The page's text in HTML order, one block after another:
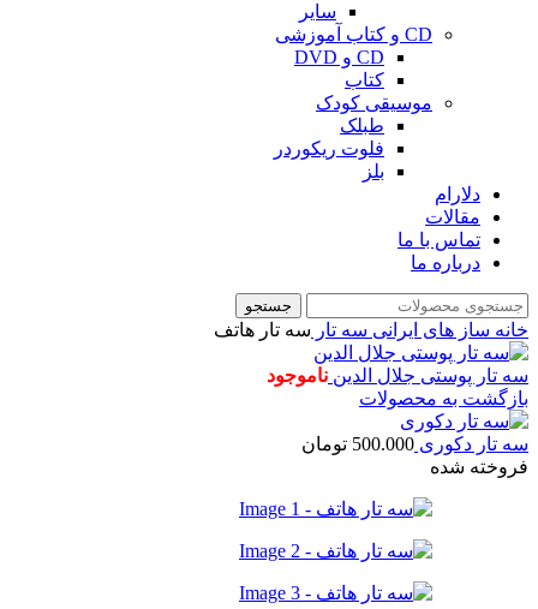
سایر
CD و کتاب آموزشی
CD و DVD
کتاب
موسیقی کودک
طبلک
فلوت ریکوردر
بلز
دلارام
مقالات
تماس با ما
درباره ما
جستجو
خانه ساز های ایرانی سه تار سه تار هاتف
سه تار پوستی جلال الدین ناموجود
بازگشت به محصولات
سه تار دکوری 500.000 تومان
فروخته شده